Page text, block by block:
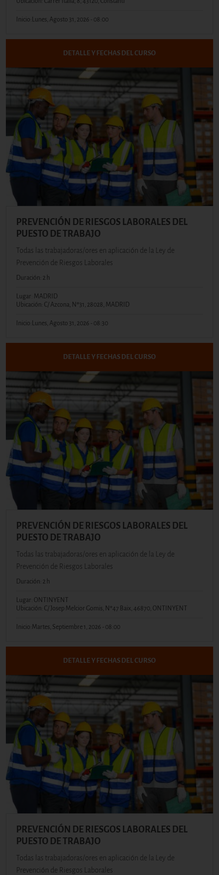
Inicio: Lunes, Agosto 31, 2026 - 08:00
DETALLE Y FECHAS DEL CURSO
PREVENCIÓN DE RIESGOS LABORALES DEL
PUESTO DE TRABAJO
Todas las trabajadoras/ores en aplicación de la Ley de
Prevención de Riesgos Laborales
Duración: 2 h
Lugar: MADRID
Ubicación: C/ Azcona, Nº31, 28028, MADRID
Inicio: Lunes, Agosto 31, 2026 - 08:30
DETALLE Y FECHAS DEL CURSO
PREVENCIÓN DE RIESGOS LABORALES DEL
PUESTO DE TRABAJO
Todas las trabajadoras/ores en aplicación de la Ley de
Prevención de Riesgos Laborales
Duración: 2 h
Lugar: ONTINYENT
Ubicación: C/ Josep Melcior Gomis, Nº47 Baix, 46870, ONTINYENT
Inicio: Martes, Septiembre 1, 2026 - 08:00
DETALLE Y FECHAS DEL CURSO
PREVENCIÓN DE RIESGOS LABORALES DEL
PUESTO DE TRABAJO
Todas las trabajadoras/ores en aplicación de la Ley de
Prevención de Riesgos Laborales